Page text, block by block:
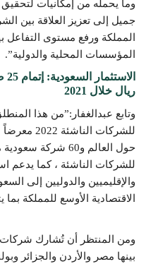
وما يحمله من إمكانيات
جميل إلى تعزيز العلاقة بين
المملكة ورفع مستوى
المؤسسات المحلية والدولية”.
ريال خلال 2021
وتابع عبدالغفار:”من هذا
للشركات الناشئة ، كما يدعم
والإقليميين والدوليين إلى
الاقتصادية الأوسع للمملكة بما
ومن المنتظر أن تُشارك
بينها مصر والأردن والجزائر